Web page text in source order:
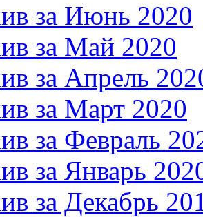
за Июнь 2020
за Май 2020
за Апрель
за Март 2020
за Февраль
за Январь
за Декабрь